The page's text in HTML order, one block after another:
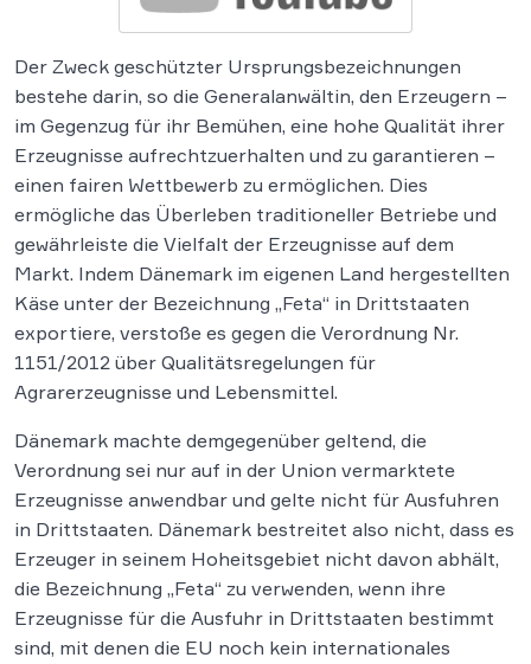
Der Zweck geschützter Ursprungsbezeichnungen
bestehe darin, so die Generalanwältin, den Erzeugern –
im Gegenzug für ihr Bemühen, eine hohe Qualität ihrer
Erzeugnisse aufrechtzuerhalten und zu garantieren –
einen fairen Wettbewerb zu ermöglichen. Dies
ermögliche das Überleben traditioneller Betriebe und
gewährleiste die Vielfalt der Erzeugnisse auf dem
Markt. Indem Dänemark im eigenen Land hergestellten
Käse unter der Bezeichnung „Feta“ in Drittstaaten
exportiere, verstoße es gegen die Verordnung Nr.
1151/2012 über Qualitätsregelungen für
Agrarerzeugnisse und Lebensmittel.
Dänemark machte demgegenüber geltend, die
Verordnung sei nur auf in der Union vermarktete
Erzeugnisse anwendbar und gelte nicht für Ausfuhren
in Drittstaaten. Dänemark bestreitet also nicht, dass es
Erzeuger in seinem Hoheitsgebiet nicht davon abhält,
die Bezeichnung „Feta“ zu verwenden, wenn ihre
Erzeugnisse für die Ausfuhr in Drittstaaten bestimmt
sind, mit denen die EU noch kein internationales